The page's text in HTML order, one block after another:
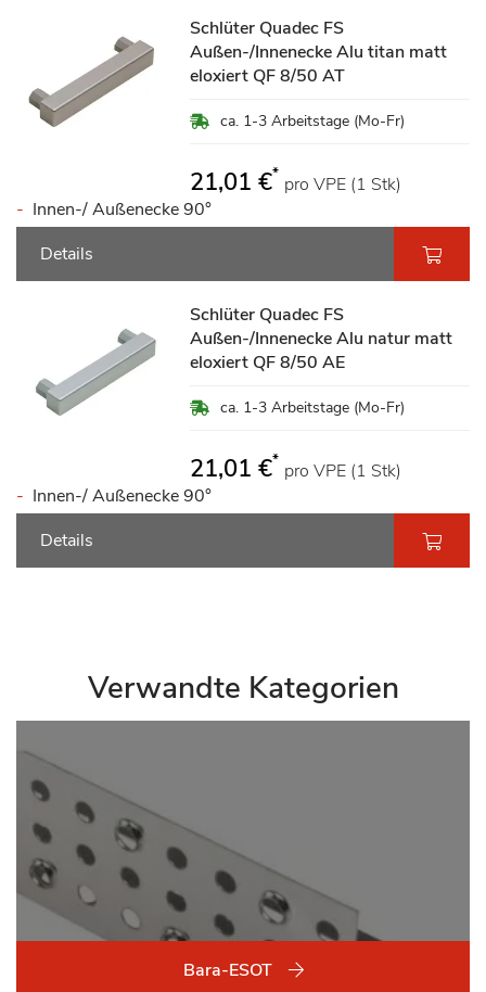
Schlüter Quadec FS
Außen-/Innenecke Alu titan matt
eloxiert QF 8/50 AT
ca. 1-3 Arbeitstage (Mo-Fr)
21,01 €* pro VPE (1 Stk)
Innen-/ Außenecke 90°
Details
Schlüter Quadec FS
Außen-/Innenecke Alu natur matt
eloxiert QF 8/50 AE
ca. 1-3 Arbeitstage (Mo-Fr)
21,01 €* pro VPE (1 Stk)
Innen-/ Außenecke 90°
Details
Verwandte Kategorien
Bara-ESOT